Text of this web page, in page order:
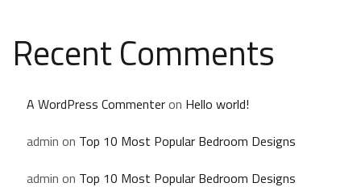
Recent Comments
A WordPress Commenteron Hello world!
admin on Top 10 Most Popular Bedroom Designs
admin on Top 10 Most Popular Bedroom Designs